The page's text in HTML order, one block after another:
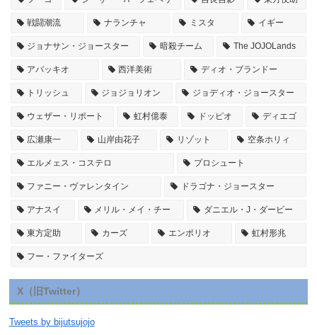
戦闘潮流 ナランチャ ミスタ イギー
ジョナサン・ジョースター 暗殺チーム The JOJOLands
アバッキオ 西洋美術 ディオ・ブランドー
トリッシュ ジョジョリオン ジョディオ・ジョースター
ウェザー・リポート 虹村億泰 ドッピオ ディエゴ
広瀬康一 山岸由花子 リゾット 空条ホリィ
エルメェス・コステロ プロシュート
ファニー・ヴァレンタイン ドラゴナ・ジョースター
アナスイ メリル・メイ・チー ダニエル・J・ダービー
東方定助 カーズ エンポリオ 虹村形兆
フー・ファイターズ
X（旧Twitter）
Tweets by bijutsujojo